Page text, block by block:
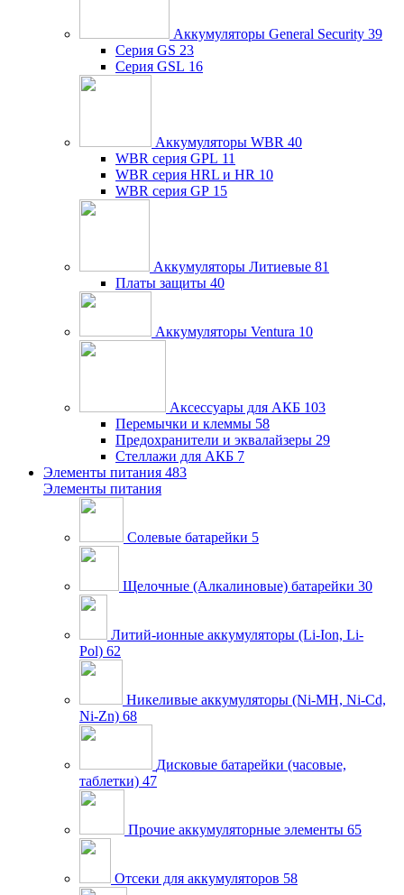
Аккумуляторы General Security 39
Серия GS 23
Серия GSL 16
Аккумуляторы WBR 40
WBR серия GPL 11
WBR серия HRL и HR 10
WBR серия GP 15
Аккумуляторы Литиевые 81
Платы защиты 40
Аккумуляторы Ventura 10
Аксессуары для АКБ 103
Перемычки и клеммы 58
Предохранители и эквалайзеры 29
Стеллажи для АКБ 7
Элементы питания 483
Элементы питания
Солевые батарейки 5
Щелочные (Алкалиновые) батарейки 30
Литий-ионные аккумуляторы (Li-Ion, Li-
Pol) 62
Никеливые аккумуляторы (Ni-MH, Ni-Cd,
Ni-Zn) 68
Дисковые батарейки (часовые,
таблетки) 47
Прочие аккумуляторные элементы 65
Отсеки для аккумуляторов 58